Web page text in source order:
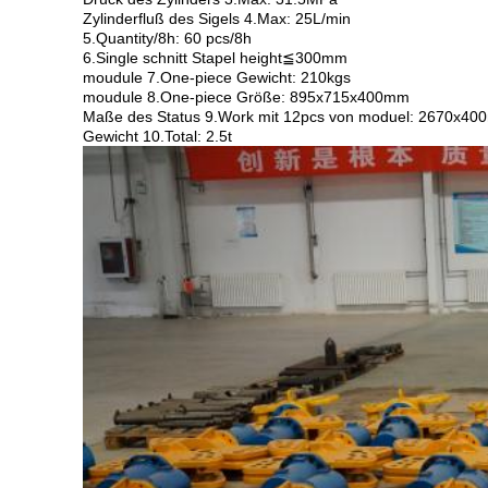
Zylinderfluß des Sigels 4.Max: 25L/min
5.Quantity/8h: 60 pcs/8h
6.Single schnitt Stapel height≦300mm
moudule 7.One-piece Gewicht: 210kgs
moudule 8.One-piece Größe: 895x715x400mm
Maße des Status 9.Work mit 12pcs von moduel:
Gewicht 10.Total: 2.5t